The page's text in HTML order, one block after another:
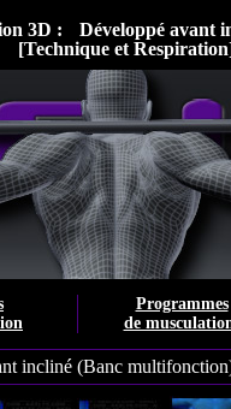
3D :
Développé avant
[Technique et
Programmes
de
incliné (Banc